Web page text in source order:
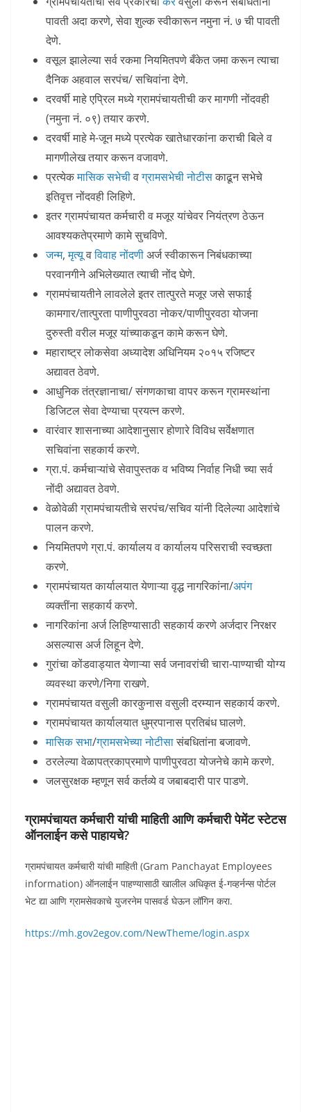
पावती अदा करणे, सेवा शुल्क स्वीकारून नमुना नं. ७ ची पावती
देणे.
वसूल झालेल्या सर्व रकमा नियमितपणे बँकेत जमा करून त्याचा
दैनिक अहवाल सरपंच/ सचिवांना देणे.
दरवर्षी माहे एप्रिल मध्ये ग्रामपंचायतीची कर मागणी नोंदवही
(नमुना नं. ०९) तयार करणे.
दरवर्षी माहे मे-जून मध्ये प्रत्येक खातेधारकांना कराची बिले व
मागणीलेख तयार करून वजावणे.
प्रत्येकमासिक सभेचीवग्रामसभेची नोटीसकाढून सभेचे
इतिवृत्त नोंदवही लिहिणे.
इतर ग्रामपंचायत कर्मचारी व मजूर यांचेवर नियंत्रण ठेऊन
आवश्यकतेप्रमाणे कामे सुचविणे.
जन्म,मृत्यूवविवाह नोंदणीअर्ज स्वीकारून निबंधकाच्या
परवानगीने अभिलेख्यात त्याची नोंद घेणे.
ग्रामपंचायतीने लावलेले इतर तात्पुरते मजूर जसे सफाई
कामगार/तात्पुरता पाणीपुरवठा नोकर/पाणीपुरवठा योजना
दुरुस्ती वरील मजूर यांच्याकडून कामे करून घेणे.
महाराष्ट्र लोकसेवा अध्यादेश अधिनियम २०१५ रजिष्टर
अद्यावत ठेवणे.
आधुनिक तंत्रज्ञानाचा/ संगणकाचा वापर करून ग्रामस्थांना
डिजिटल सेवा देण्याचा प्रयत्न करणे.
वारंवार शासनाच्या आदेशानुसार होणारे विविध सर्वेक्षणात
सचिवांना सहकार्य करणे.
ग्रा.पं. कर्मचाऱ्यांचे सेवापुस्तक व भविष्य निर्वाह निधी च्या सर्व
नोंदी अद्यावत ठेवणे.
वेळोवेळी ग्रामपंचायतीचे सरपंच/सचिव यांनी दिलेल्या आदेशांचे
पालन करणे.
नियमितपणे ग्रा.पं. कार्यालय व कार्यालय परिसराची स्वच्छता
करणे.
ग्रामपंचायत कार्यालयात येणाऱ्या वृद्ध नागरिकांना/अपंग
व्यक्तींना सहकार्य करणे.
नागरिकांना अर्ज लिहिण्यासाठी सहकार्य करणे अर्जदार निरक्षर
असल्यास अर्ज लिहून देणे.
गुरांचा कोंडवाड्यात येणाऱ्या सर्व जनावरांची चारा-पाण्याची योग्य
व्यवस्था करणे/निगा राखणे.
ग्रामपंचायत वसुली कारकुनास वसुली दरम्यान सहकार्य करणे.
ग्रामपंचायत कार्यालयात धुम्रपानास प्रतिबंध घालणे.
मासिक सभा/ग्रामसभेच्या नोटीसासंबधितांना बजावणे.
ठरलेल्या वेळापत्रकाप्रमाणे पाणीपुरवठा योजनेचे कामे करणे.
जलसुरक्षक म्हणून सर्व कर्तव्ये व जबाबदारी पार पाडणे.
ग्रामपंचायत कर्मचारी यांची माहिती आणि कर्मचारी पेमेंट स्टेटस
ऑनलाईन कसे पाहायचे?
ग्रामपंचायत कर्मचारी यांची माहिती (Gram Panchayat Employees
information) ऑनलाईन पाहण्यासाठी खालील अधिकृत ई-गव्हर्नन्स पोर्टल
भेट द्या आणि ग्रामसेवकाचे युजरनेम पासवर्ड घेऊन लॉगिन करा.
https://mh.gov2egov.com/NewTheme/login.aspx